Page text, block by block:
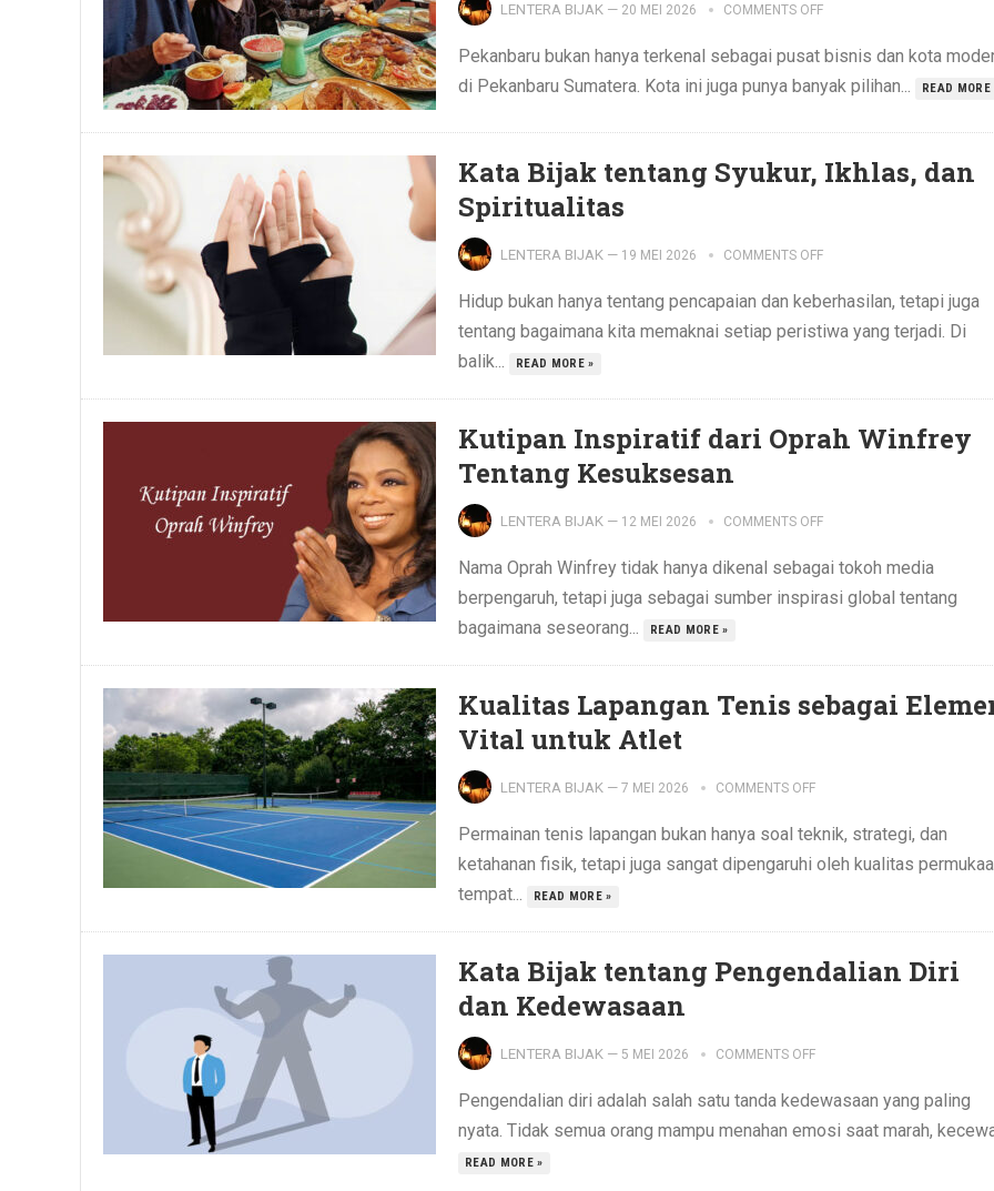
LENTERA BIJAK — 20 MEI 2026 COMMENTS OFF
Pekanbaru bukan hanya terkenal sebagai pusat bisnis dan kota
di Pekanbaru Sumatera. Kota ini juga punya banyak pilihan...
READ MORE
Kata Bijak tentang Syukur, Ikhlas, dan
Spiritualitas
LENTERA BIJAK — 19 MEI 2026 COMMENTS OFF
Hidup bukan hanya tentang pencapaian dan keberhasilan, tetapi juga
tentang bagaimana kita memaknai setiap peristiwa yang terjadi. Di
balik...
READ MORE »
Kutipan Inspiratif dari Oprah Winfrey
Tentang Kesuksesan
LENTERA BIJAK — 12 MEI 2026 COMMENTS OFF
Nama Oprah Winfrey tidak hanya dikenal sebagai tokoh media
berpengaruh, tetapi juga sebagai sumber inspirasi global tentang
bagaimana seseorang...
READ MORE »
Kualitas Lapangan Tenis sebagai
Vital untuk Atlet
LENTERA BIJAK — 7 MEI 2026 COMMENTS OFF
Permainan tenis lapangan bukan hanya soal teknik, strategi, dan
ketahanan fisik, tetapi juga sangat dipengaruhi oleh kualitas
tempat...
READ MORE »
Kata Bijak tentang Pengendalian Diri
dan Kedewasaan
LENTERA BIJAK — 5 MEI 2026 COMMENTS OFF
Pengendalian diri adalah salah satu tanda kedewasaan yang paling
nyata. Tidak semua orang mampu menahan emosi saat marah,
READ MORE »